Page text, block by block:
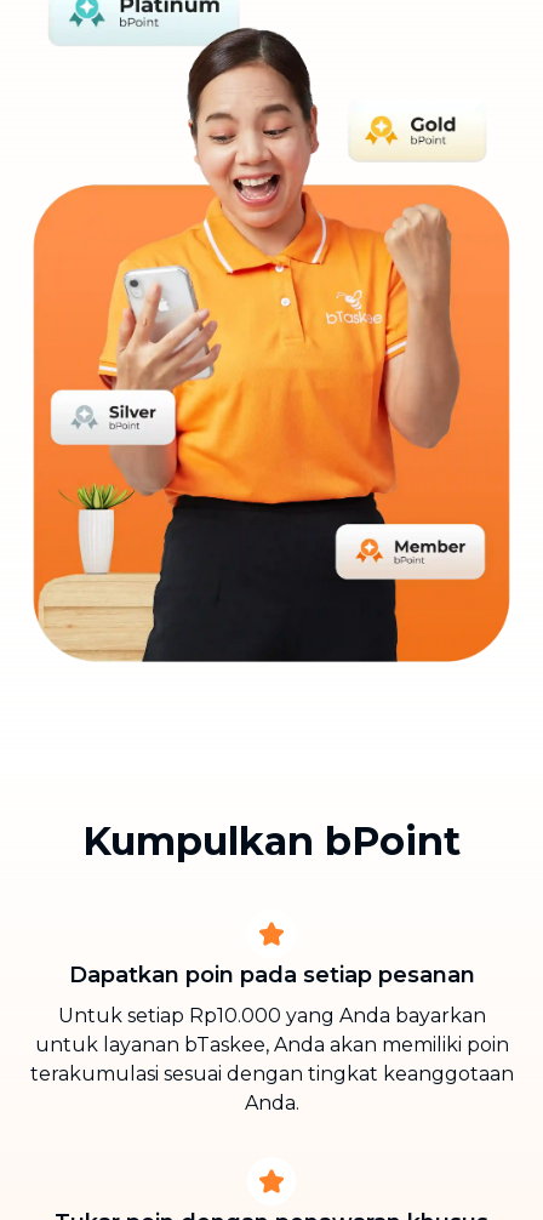
Kumpulkan bPoint
Dapatkan poin pada setiap pesanan
Untuk setiap Rp10.000 yang Anda bayarkan
untuk layanan bTaskee, Anda akan memiliki poin
terakumulasi sesuai dengan tingkat keanggotaan
Anda.